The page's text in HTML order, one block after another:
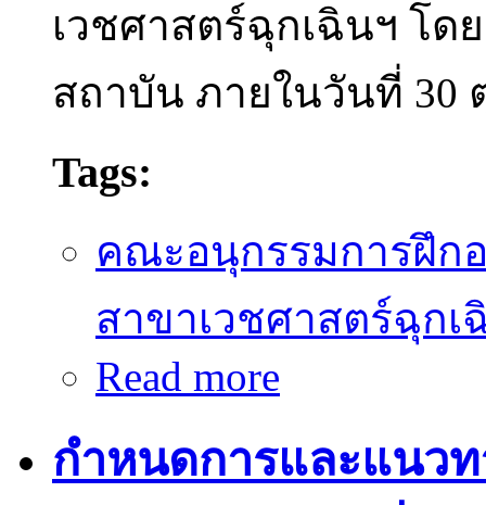
เวชศาสตร์ฉุกเฉินฯ โด
สถาบัน ภายในวันที่ 30
Tags:
คณะอนุกรรมการฝึก
สาขาเวชศาสตร์ฉุกเ
Read more
กำหนดการและแนวท